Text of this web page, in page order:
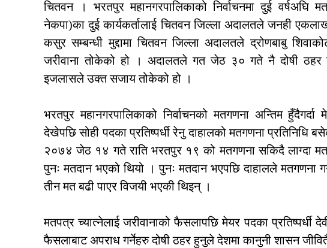
चितवन । भरतपुर महानगरपालिकाको निर्वाचनमा दुई वर्षअघि
नेकपा)का दुई कार्यकर्तालाई चितवन जिल्ला अदालतले जनही
कसुर सम्बन्धी मुद्दामा चितवन जिल्ला अदालतले द्रोणबाबु
जरीवाना तोकेको हो । अदालतले गत जेठ ३० गते नै दोषी ठहर
इजलासले उक्त सजाय तोकेको हो ।
भरतपुर महानगरपालिकाको निर्वाचनको मतगणना अन्तिम हुँदैगर्दा
देखेपछि सोही पदका प्रतिष्पर्धी रेनु दाहालको मतगणना प्रतिनिधि
२०७४ जेठ १४ गते राति भरतपुर १९ को मतगणना सकिदै लाग्दा
पुनः मतदान भएको थियो । पुनः मतदान भएपछि दाहालले मतगणना
तीन मत बढी पाएर विजयी भएकी थिइन् ।
मतपत्र च्यात्नेलाई जरीवानाको फैसलापछि मेयर पदका प्रतिष्पर्धी
फैसलाबाट अपराध गर्नेहरु दोषी ठहर हुनुले देशमा कानुनी शासन